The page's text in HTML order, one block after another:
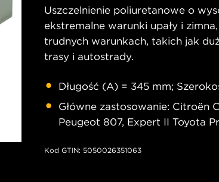
Uszczelnienie poliuretanowe o
ekstremalne warunki upały i
trudnych warunkach, takich jak
trasy i autostrady.
Długość (A) = 345 mm;
Główne zastosowanie: Citroën
Peugeot 807, Expert II Toyota
Kod GTIN: 5050026351063